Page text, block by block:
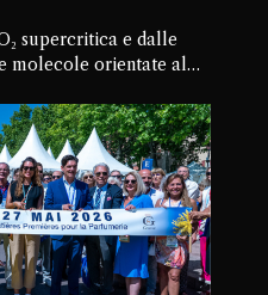
supercritica e dalle
molecole orientate al
dimenticati e texture
edizione di SIMPPAR ha
riscoprendo il potenziale
della propria tavolozza.